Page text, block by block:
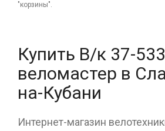
"корзины".
Купить В/к 37-
веломастер в
на-Кубани
Интернет-магазин